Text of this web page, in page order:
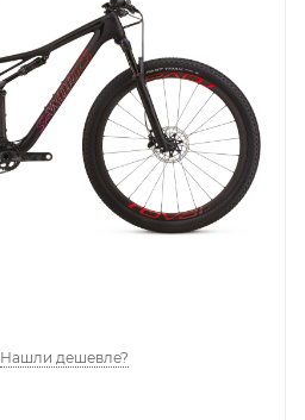
Нашли дешевле?